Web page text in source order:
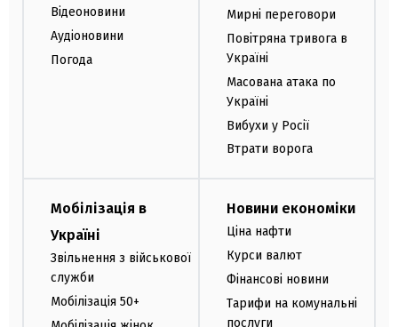
Відеоновини
Аудіоновини
Погода
Мирні переговори
Повітряна тривога в
Україні
Масована атака по
Україні
Вибухи у Росії
Втрати ворога
Мобілізація в
Україні
Звільнення з військової
служби
Мобілізація 50+
Новини економіки
Ціна нафти
Курси валют
Фінансові новини
Тарифи на комунальні
послуги